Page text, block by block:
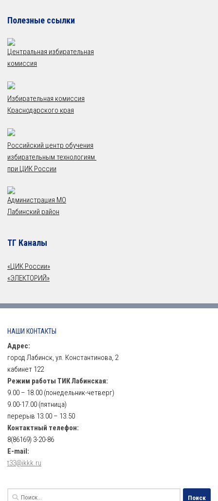
Полезные ссылки
Центральная избирательная
комиссия
Избирательная комиссия
Краснодарского края
Российский центр обучения
избирательным технологиям
при ЦИК России
Администрация МО
Лабинский район
ТГ Каналы
«ЦИК России»
«ЭЛЕКТОРИЙ»
НАШИ КОНТАКТЫ
Адрес:
город Лабинск, ул. Константинова, 2
кабинет 122
Режим работы ТИК Лабинская:
9.00 – 18.00 (понедельник-четверг)
9.00-17.00 (пятница)
перерыв 13.00 – 13.50
Контактный телефон:
8(86169) 3-20-86
E-mail:
t33@ikkk.ru
Найти: